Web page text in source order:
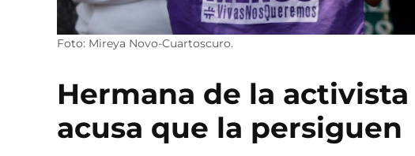
Foto: Mireya Novo-Cuartoscuro.
Hermana de la
acusa que la persiguen